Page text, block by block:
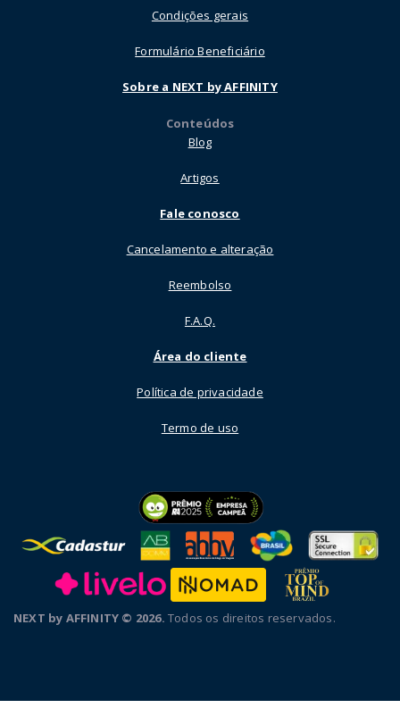
Condições gerais
Formulário Beneficiário
Sobre a NEXT by AFFINITY
Conteúdos
Blog
Artigos
Fale conosco
Cancelamento e alteração
Reembolso
F.A.Q.
Área do cliente
Política de privacidade
Termo de uso
NEXT by AFFINITY © 2026. Todos os direitos reservados.